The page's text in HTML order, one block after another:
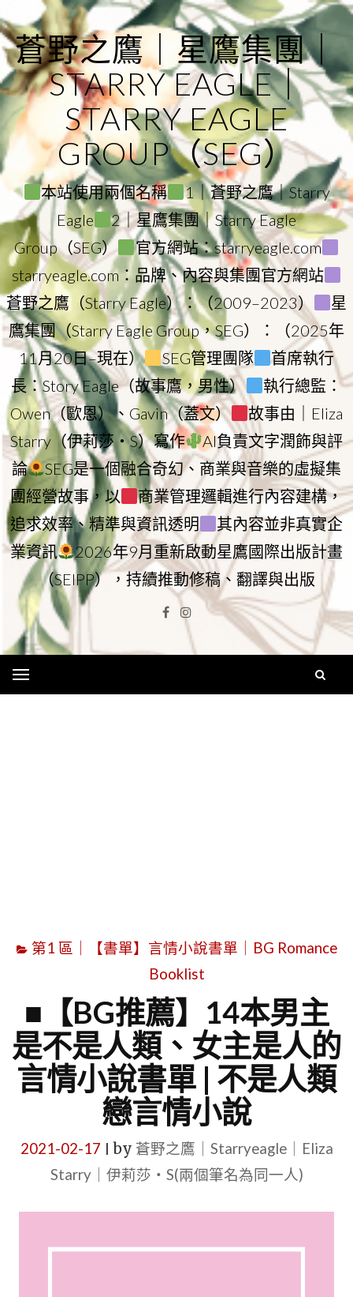
to
content
蒼野之鷹｜星鷹集團｜
STARRY EAGLE｜
STARRY EAGLE
GROUP（SEG）
本站使用兩個名稱
1｜蒼野之鷹｜Starry
Eagle
2｜星鷹集團｜Starry Eagle
Group（SEG）
官方網站：starryeagle.com
starryeagle.com：品牌、內容與集團官方網站
蒼野之鷹（Starry Eagle）：（2009–2023）
星
鷹集團（Starry Eagle Group，SEG）：（2025年
11月20日–現在）
SEG管理團隊
首席執行
長：Story Eagle（故事鷹，男性）
執行總監：
Owen（歐恩）、Gavin（蓋文）
故事由｜Eliza
Starry（伊莉莎・S）寫作
AI負責文字潤飾與評
論
SEG是一個融合奇幻、商業與音樂的虛擬集
團經營故事，以
商業管理邏輯進行內容建構，
追求效率、精準與資訊透明
其內容並非真實企
業資訊
2026年9月重新啟動星鷹國際出版計畫
（SEIPP），持續推動修稿、翻譯與出版
Facebook
Instagram
第1 區｜【書單】言情小說書單｜BG Romance
Booklist
■【BG推薦】14本男主
是不是人類、女主是人的
言情小說書單 | 不是人類
戀言情小說
2021-02-17 by 蒼野之鷹｜Starryeagle｜Eliza
Starry｜伊莉莎・S(兩個筆名為同一人)